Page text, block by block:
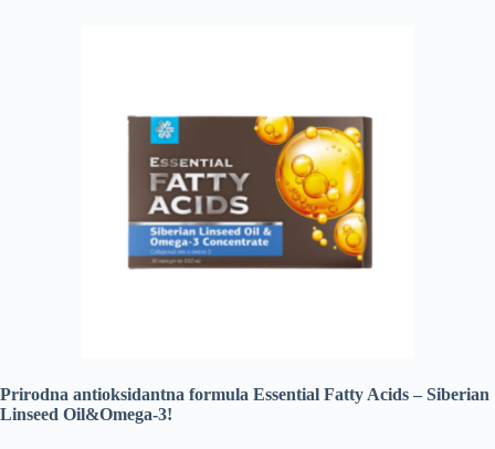
Prirodna antioksidantna formula Essential Fatty Acids – Siberian
Linseed Oil&Omega-3!